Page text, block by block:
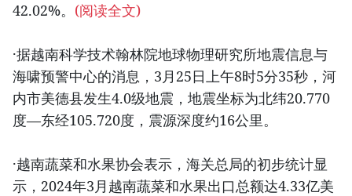
42.02%。 (阅读全文)
·据越南科学技术翰林院地球物理研究所地震信息与
海啸预警中心的消息，3月25日上午8时5分35秒，河
内市美德县发生4.0级地震，地震坐标为北纬20.770
度—东经105.720度，震源深度约16公里。
·越南蔬菜和水果协会表示，海关总局的初步统计显
示，2024年3月越南蔬菜和水果出口总额达4.33亿美